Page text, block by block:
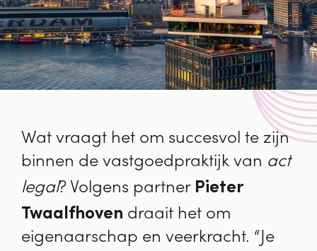
Wat vraagt het om succesvol te zijn
binnen de vastgoedpraktijk van act
legal? Volgens partner Pieter
Twaalfhoven draait het om
eigenaarschap en veerkracht. “Je